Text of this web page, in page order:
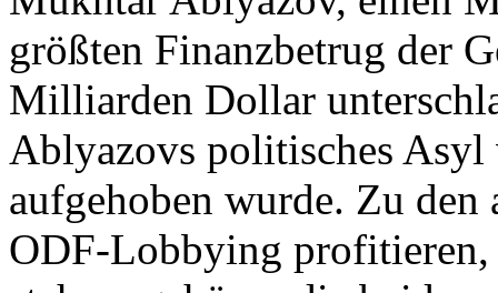
größten Finanzbetrug der
Milliarden Dollar
Ablyazovs politisches
aufgehoben wurde. Zu
ODF-Lobbying profitieren,